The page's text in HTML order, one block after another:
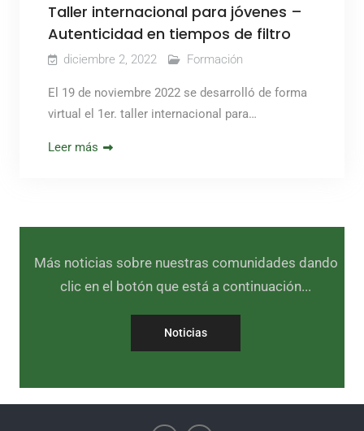
Taller internacional para jóvenes –
Autenticidad en tiempos de filtro
diciembre 2, 2022 Formación
El 19 de noviembre 2022 se desarrolló de forma
virtual el 1er. taller internacional para…
Leer más
Más noticias sobre nuestras comunidades dando
clic en el botón que está a continuación...
Noticias